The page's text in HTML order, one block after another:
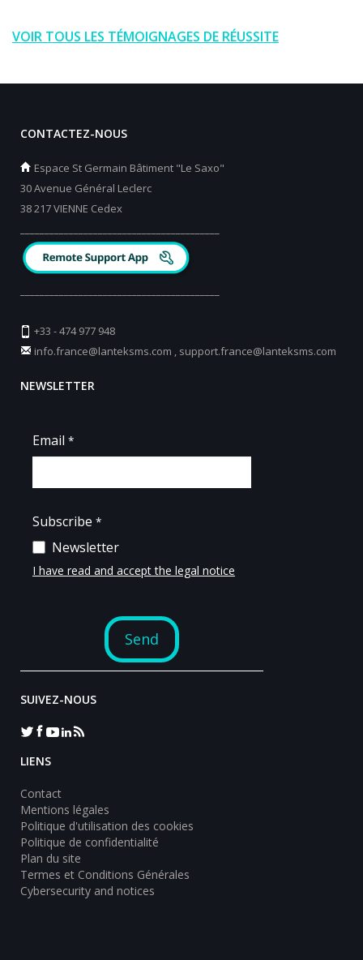
VOIR TOUS LES TÉMOIGNAGES DE RÉUSSITE
CONTACTEZ-NOUS
Espace St Germain Bâtiment "Le Saxo"
30 Avenue Général Leclerc
38 217 VIENNE Cedex
+33 - 474 977 948
info.france@lanteksms.com , support.france@lanteksms.com
NEWSLETTER
SUIVEZ-NOUS
LIENS
Contact
Mentions légales
Politique d'utilisation des cookies
Politique de confidentialité
Plan du site
Termes et Conditions Générales
Cybersecurity and notices